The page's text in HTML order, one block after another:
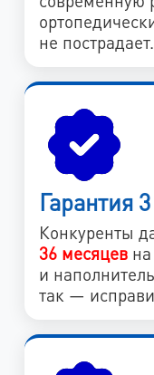
не пострадает.
Гарантия
Конкуренты
36 месяцевна
и
так —